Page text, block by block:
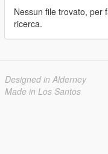
Nessun file trovato, per
ricerca.
Designed in Alderney
Made in Los Santos